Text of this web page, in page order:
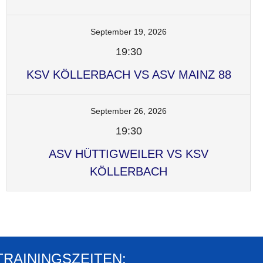
September 19, 2026
19:30
KSV KÖLLERBACH VS ASV MAINZ 88
September 26, 2026
19:30
ASV HÜTTIGWEILER VS KSV
KÖLLERBACH